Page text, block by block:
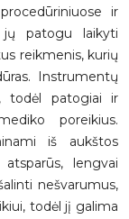
ir
jų patogu laikyti
reikmenis, kurių
Instrumentų
todėl patogiai ir
poreikius.
iš aukštos
lengvai
nešvarumus,
todėl jį galima